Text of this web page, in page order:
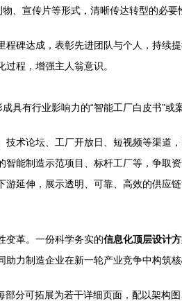
物、宣传片等形式，清晰传达转型的必要
程碑达成，表彰先进团队与个人，持续提
过程，增强主人翁意识。
具有行业影响力的“智能工厂白皮书”或
技术论坛、工厂开放日、短视频等渠道
智能制造示范项目、标杆工厂等，争取
游延伸，展示透明、可靠、高效的供应
变革。一份科学务实的信息化顶层设计
力制造企业在新一轮产业竞争中构筑
部分可拓展为若干详细页面，配以架构